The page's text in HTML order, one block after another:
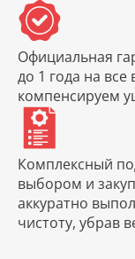
Официальная
до 1 года на
компенсируем
Комплексный
выбором и
аккуратно
чистоту, убрав